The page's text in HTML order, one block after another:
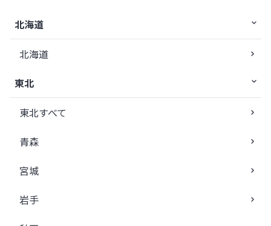
北海道
北海道
東北
東北すべて
青森
宮城
岩手